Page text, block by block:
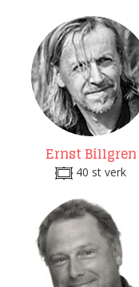
Ernst Billgren
40 st verk